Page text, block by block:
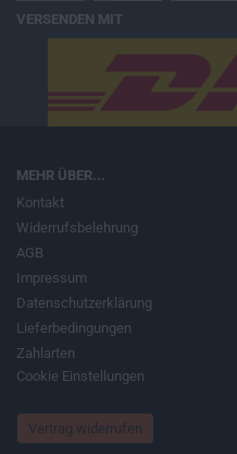
VERSENDEN MIT
MEHR ÜBER...
Kontakt
Widerrufsbelehrung
AGB
Impressum
Datenschutzerklärung
Lieferbedingungen
Zahlarten
Cookie Einstellungen
Vertrag widerrufen